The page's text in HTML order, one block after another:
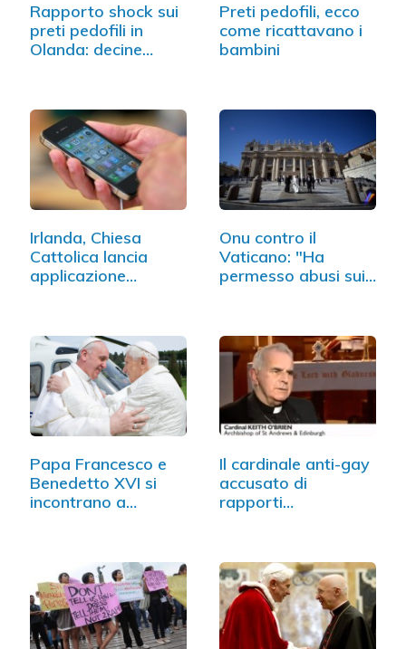
Rapporto shock sui
preti pedofili in
Olanda: decine…
Preti pedofili, ecco
come ricattavano i
bambini
Irlanda, Chiesa
Cattolica lancia
applicazione
Onu contro il
Vaticano: "Ha
permesso abusi sui
Papa Francesco e
Benedetto XVI si
incontrano a…
Il cardinale anti-gay
accusato di
rapporti…